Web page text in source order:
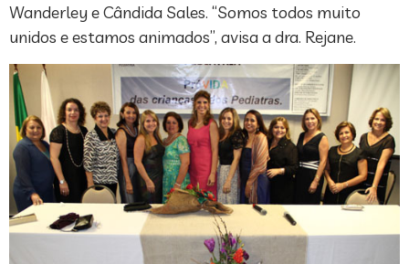
Wanderley e Cândida Sales. “Somos todos muito
unidos e estamos animados”, avisa a dra. Rejane.